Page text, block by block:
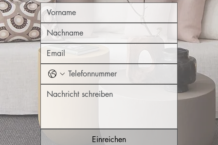
Einreichen